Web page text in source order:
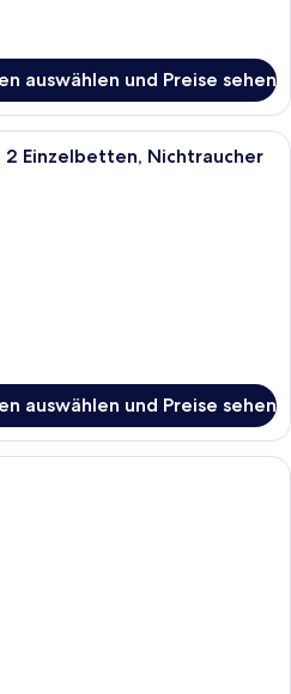
auswählen und Preise sehen
Ein Hotelzimmer mit zwei Betten,
Einzelbetten, Nichtraucher
auswählen und Preise sehen